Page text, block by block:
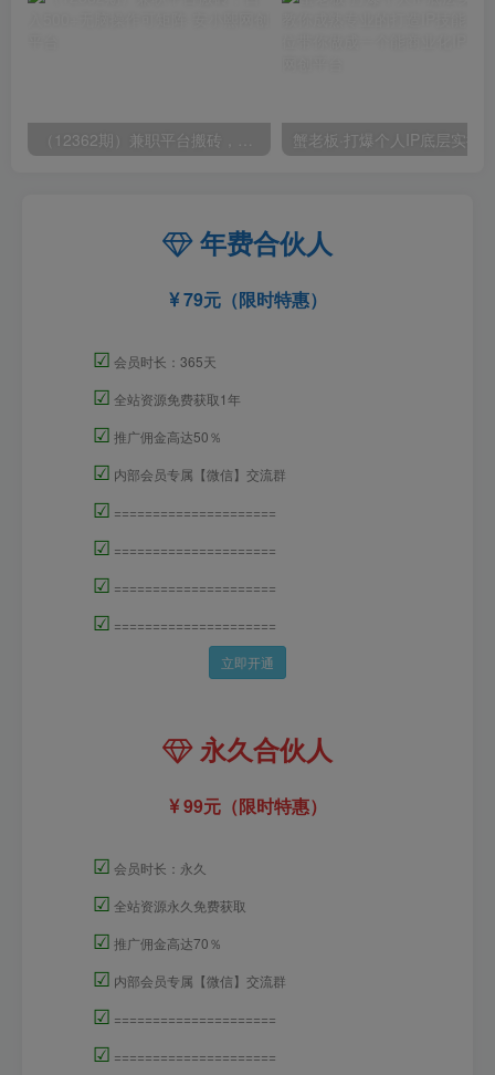
（12362期）兼职平台搬砖，日入500+无脑操作可矩阵
年费合伙人
79元（限时特惠）
☑ 会员时长：365天
☑ 全站资源免费获取1年
☑ 推广佣金高达50％
☑ 内部会员专属【微信】交流群
☑ =====================
☑ =====================
☑ =====================
☑ =====================
立即开通
永久合伙人
99元（限时特惠）
☑ 会员时长：永久
☑ 全站资源永久免费获取
☑ 推广佣金高达70％
☑ 内部会员专属【微信】交流群
☑ =====================
☑ =====================